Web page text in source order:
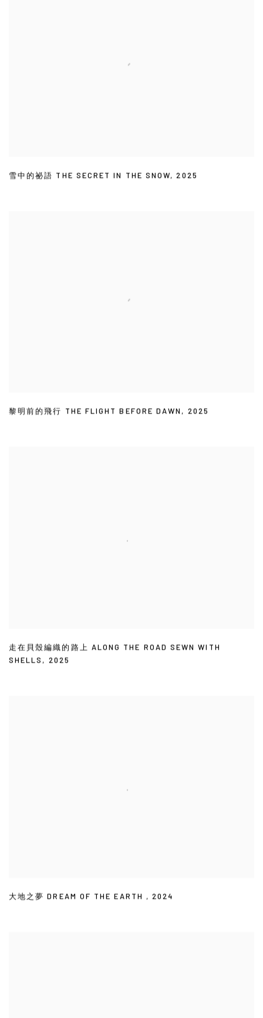
雪中的祕語 THE SECRET IN THE SNOW,2025
黎明前的飛行 THE FLIGHT BEFORE DAWN , 2025
走在貝殼編織的路上 ALONG THE ROAD SEWN WITH
SHELLS , 2025
大地之夢 DREAM OF THE EARTH ,2024